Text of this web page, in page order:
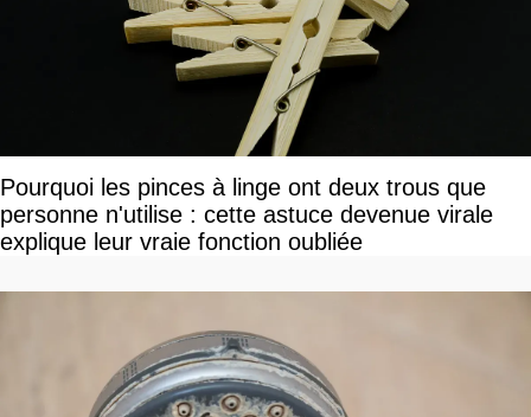
Pourquoi les pinces à linge ont deux trous que
personne n'utilise : cette astuce devenue virale
explique leur vraie fonction oubliée